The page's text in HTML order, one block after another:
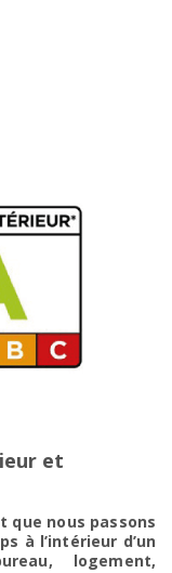
et
que nous passons
à l’intérieur d’un
logement,